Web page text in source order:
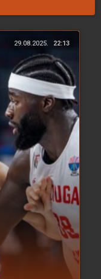
29.08.2025. 22:13